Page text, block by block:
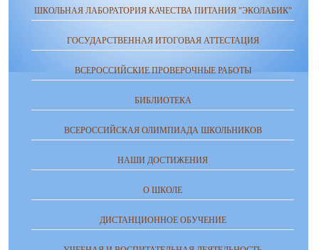
ШКОЛЬНАЯ ЛАБОРАТОРИЯ КАЧЕСТВА ПИТАНИЯ "ЭКОЛАБИК"
ГОСУДАРСТВЕННАЯ ИТОГОВАЯ АТТЕСТАЦИЯ
ВСЕРОССИЙСКИЕ ПРОВЕРОЧНЫЕ РАБОТЫ
БИБЛИОТЕКА
ВСЕРОССИЙСКАЯ ОЛИМПИАДА ШКОЛЬНИКОВ
НАШИ ДОСТИЖЕНИЯ
О ШКОЛЕ
ДИСТАНЦИОННОЕ ОБУЧЕНИЕ